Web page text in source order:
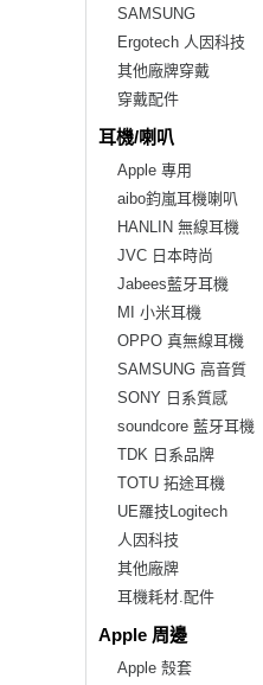
SAMSUNG
Ergotech 人因科技
其他廠牌穿戴
穿戴配件
耳機/喇叭
Apple 專用
aibo鈞嵐耳機喇叭
HANLIN 無線耳機
JVC 日本時尚
Jabees藍牙耳機
MI 小米耳機
OPPO 真無線耳機
SAMSUNG 高音質
SONY 日系質感
soundcore 藍牙耳機
TDK 日系品牌
TOTU 拓途耳機
UE羅技Logitech
人因科技
其他廠牌
耳機耗材.配件
Apple 周邊
Apple 殼套